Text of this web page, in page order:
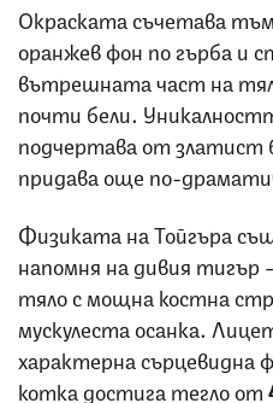
Окраската съчетава
оранжев фон по гърба и
вътрешната част на
почти бели.
подчертава от златист
придава още по-
Физиката на Тойгъра
напомня на дивия тигър
тяло с мощна костна
мускулеста осанка.
характерна сърцевидна
котка достига тегло от